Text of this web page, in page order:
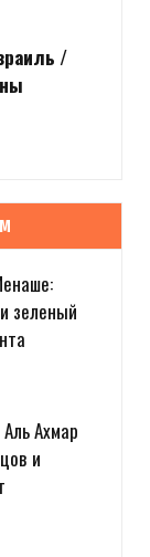
/
зеленый
Ахмар
и